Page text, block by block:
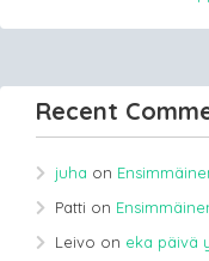
Recent
juha on
Patti on
Leivo on eka päivä